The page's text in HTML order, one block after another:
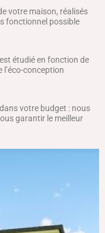
votre maison, réalisés
fonctionnel possible
étudié en fonction de
conception
votre budget : nous
garantir le meilleur